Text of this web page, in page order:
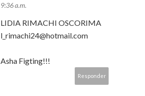
9:36 a.m.
LIDIA RIMACHI OSCORIMA
l_rimachi24@hotmail.com
Asha Figting!!!
Responder